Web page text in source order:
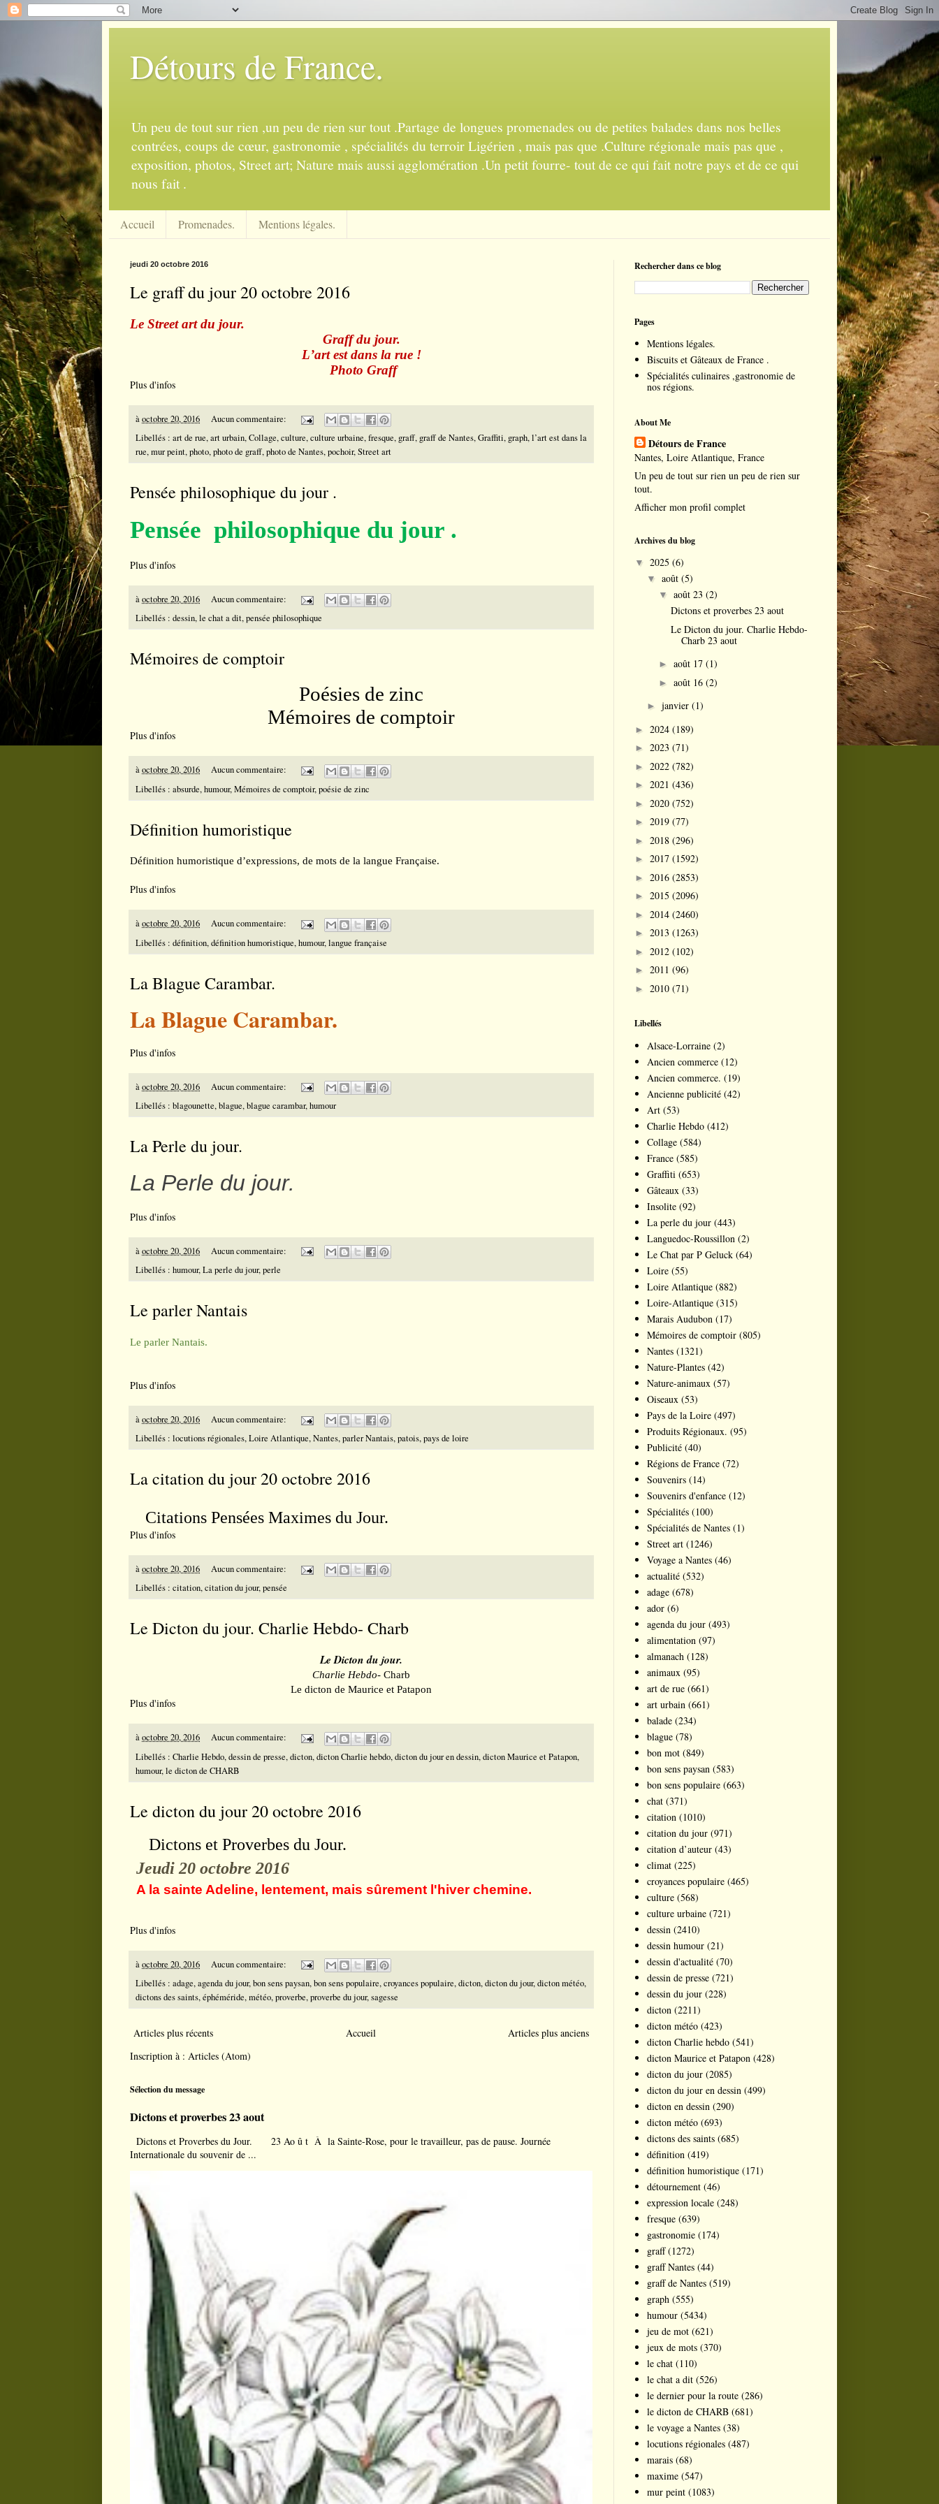
Détours de France.
Un peu de tout sur rien ,un peu de rien sur tout .Partage de longues promenades ou de petites balades dans nos belles
contrées, coups de cœur, gastronomie , spécialités du terroir Ligérien , mais pas que .Culture régionale mais pas que ,
exposition, photos, Street art; Nature mais aussi agglomération .Un petit fourre- tout de ce qui fait notre pays et de ce qui
nous fait .
Accueil Promenades. Mentions légales.
jeudi 20 octobre 2016
Le graff du jour 20 octobre 2016
Le Street art du jour.
Graff du jour.
L’art est dans la rue !
Photo Graff
Plus d'infos
àoctobre 20, 2016
Aucun commentaire:
Libellés : art de rue,art urbain,Collage,culture,culture urbaine,fresque, graff, graff de Nantes,Graffiti, graph,l’art est dans la
rue,mur peint,photo,photo de graff,photo de Nantes,pochoir,Street art
Pensée philosophique du jour .
Pensée philosophique du jour .
Plus d'infos
àoctobre 20, 2016
Aucun commentaire:
Libellés : dessin,le chat a dit,pensée philosophique
Mémoires de comptoir
Poésies de zinc
Mémoires de comptoir
Plus d'infos
àoctobre 20, 2016
Aucun commentaire:
Libellés : absurde,humour,Mémoires de comptoir,poésie de zinc
Définition humoristique
Définition humoristique d’expressions, de mots de la langue Française.
Plus d'infos
àoctobre 20, 2016
Aucun commentaire:
Libellés : définition,définition humoristique,humour,langue française
La Blague Carambar.
La Blague Carambar.
Plus d'infos
àoctobre 20, 2016
Aucun commentaire:
Libellés : blagounette,blague,blague carambar,humour
La Perle du jour.
La Perle du jour.
Plus d'infos
àoctobre 20, 2016
Aucun commentaire:
Libellés : humour,La perle du jour,perle
Le parler Nantais
Le parler Nantais.
Plus d'infos
àoctobre 20, 2016
Aucun commentaire:
Libellés : locutions régionales,Loire Atlantique,Nantes,parler Nantais,patois,pays de loire
La citation du jour 20 octobre 2016
Citations Pensées Maximes du Jour.
Plus d'infos
àoctobre 20, 2016
Aucun commentaire:
Libellés : citation,citation du jour,pensée
Le Dicton du jour. Charlie Hebdo- Charb
Le Dicton du jour.
Charlie Hebdo- Charb
Le dicton de Maurice et Patapon
Plus d'infos
àoctobre 20, 2016
Aucun commentaire:
Libellés : Charlie Hebdo,dessin de presse,dicton,dicton Charlie hebdo,dicton du jour en dessin,dicton Maurice et Patapon,
humour,le dicton de CHARB
Le dicton du jour 20 octobre 2016
Dictons et Proverbes du Jour.
Jeudi 20 octobre 2016
A la sainte Adeline, lentement, mais sûrement l'hiver chemine.
Plus d'infos
àoctobre 20, 2016
Aucun commentaire:
Libellés : adage,agenda du jour,bon sens paysan,bon sens populaire,croyances populaire,dicton,dicton du jour,dicton météo,
dictons des saints,éphéméride,météo,proverbe,proverbe du jour,sagesse
Articles plus récents Articles plus anciens
Accueil
Inscription à : Articles (Atom)
Sélection du message
Dictons et proverbes 23 aout
Dictons et Proverbes du Jour. 23 Ao û t À la Sainte-Rose, pour le travailleur, pas de pause. Journée
Internationale du souvenir de ...
Rechercher dans ce blog
Pages
Mentions légales.
Biscuits et Gâteaux de France .
Spécialités culinaires ,gastronomie de
nos régions.
About Me
Détours de France
Nantes, Loire Atlantique, France
Un peu de tout sur rien un peu de rien sur
tout.
Afficher mon profil complet
Archives du blog
▼ 2025 (6)
▼ août (5)
▼ août 23 (2)
Dictons et proverbes 23 aout
Le Dicton du jour. Charlie Hebdo-
Charb 23 aout
► août 17 (1)
► août 16 (2)
► janvier (1)
► 2024 (189)
► 2023 (71)
► 2022 (782)
► 2021 (436)
► 2020 (752)
► 2019 (77)
► 2018 (296)
► 2017 (1592)
► 2016 (2853)
► 2015 (2096)
► 2014 (2460)
► 2013 (1263)
► 2012 (102)
► 2011 (96)
► 2010 (71)
Libellés
Alsace-Lorraine (2)
Ancien commerce (12)
Ancien commerce. (19)
Ancienne publicité (42)
Art (53)
Charlie Hebdo (412)
Collage (584)
France (585)
Graffiti (653)
Gâteaux (33)
Insolite (92)
La perle du jour (443)
Languedoc-Roussillon (2)
Le Chat par P Geluck (64)
Loire (55)
Loire Atlantique (882)
Loire-Atlantique (315)
Marais Audubon (17)
Mémoires de comptoir (805)
Nantes (1321)
Nature-Plantes (42)
Nature-animaux (57)
Oiseaux (53)
Pays de la Loire (497)
Produits Régionaux. (95)
Publicité (40)
Régions de France (72)
Souvenirs (14)
Souvenirs d'enfance (12)
Spécialités (100)
Spécialités de Nantes (1)
Street art (1246)
Voyage a Nantes (46)
actualité (532)
adage (678)
ador (6)
agenda du jour (493)
alimentation (97)
almanach (128)
animaux (95)
art de rue (661)
art urbain (661)
balade (234)
blague (78)
bon mot (849)
bon sens paysan (583)
bon sens populaire (663)
chat (371)
citation (1010)
citation du jour (971)
citation d’auteur (43)
climat (225)
croyances populaire (465)
culture (568)
culture urbaine (721)
dessin (2410)
dessin humour (21)
dessin d'actualité (70)
dessin de presse (721)
dessin du jour (228)
dicton (2211)
dicton météo (423)
dicton Charlie hebdo (541)
dicton Maurice et Patapon (428)
dicton du jour (2085)
dicton du jour en dessin (499)
dicton en dessin (290)
dicton météo (693)
dictons des saints (685)
définition (419)
définition humoristique (171)
détournement (46)
expression locale (248)
fresque (639)
gastronomie (174)
graff (1272)
graff Nantes (44)
graff de Nantes (519)
graph (555)
humour (5434)
jeu de mot (621)
jeux de mots (370)
le chat (110)
le chat a dit (526)
le dernier pour la route (286)
le dicton de CHARB (681)
le voyage a Nantes (38)
locutions régionales (487)
marais (68)
maxime (547)
mur peint (1083)